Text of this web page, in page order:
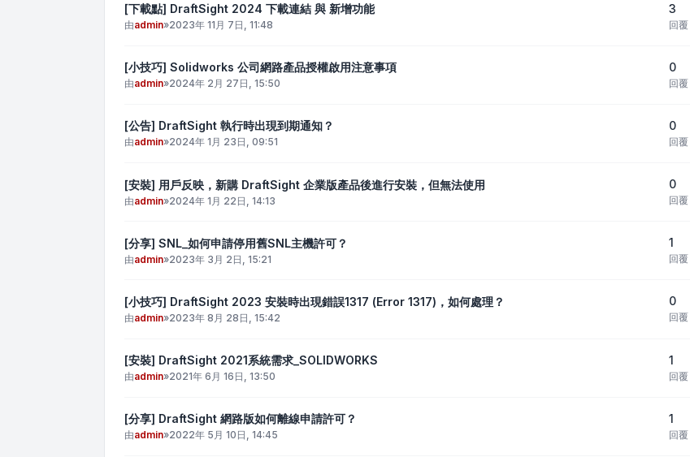
[下載點] DraftSight 2024 下載連結 與 新增功能
由admin»2023年 11月 7日, 11:48
3
回覆
[小技巧] Solidworks 公司網路產品授權啟用注意事項
由admin»2024年 2月 27日, 15:50
0
回覆
[公告] DraftSight 執行時出現到期通知？
由admin»2024年 1月 23日, 09:51
0
回覆
[安裝] 用戶反映，新購 DraftSight 企業版產品後進行安裝，但無法使用
由admin»2024年 1月 22日, 14:13
0
回覆
[分享] SNL_如何申請停用舊SNL主機許可？
由admin»2023年 3月 2日, 15:21
1
回覆
[小技巧] DraftSight 2023 安裝時出現錯誤1317 (Error 1317)，如何處理？
由admin»2023年 8月 28日, 15:42
0
回覆
[安裝] DraftSight 2021系統需求_SOLIDWORKS
由admin»2021年 6月 16日, 13:50
1
回覆
[分享] DraftSight 網路版如何離線申請許可？
由admin»2022年 5月 10日, 14:45
1
回覆